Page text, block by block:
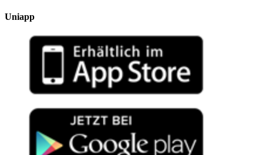
Uniapp